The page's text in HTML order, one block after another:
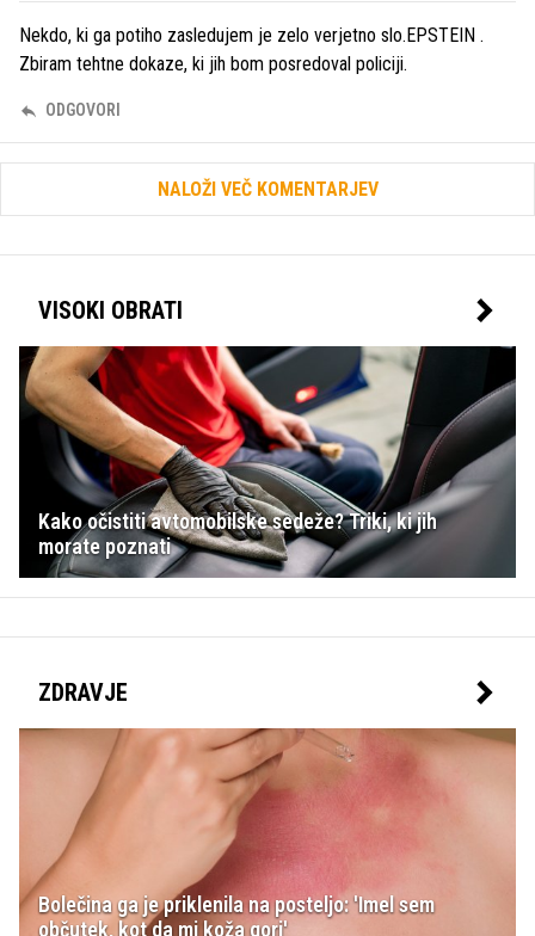
Nekdo, ki ga potiho zasledujem je zelo verjetno slo.EPSTEIN .
Zbiram tehtne dokaze, ki jih bom posredoval policiji.
ODGOVORI
NALOŽI VEČ KOMENTARJEV
VISOKI OBRATI
Kako očistiti avtomobilske sedeže? Triki, ki jih
morate poznati
ZDRAVJE
Bolečina ga je priklenila na posteljo: 'Imel sem
občutek, kot da mi koža gori'